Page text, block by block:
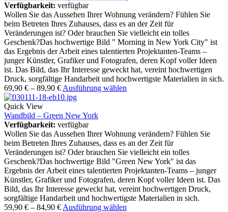
Verfügbarkeit: verfügbar
Wollen Sie das Aussehen Ihrer Wohnung verändern? Fühlen Sie
beim Betreten Ihres Zuhauses, dass es an der Zeit für
Veränderungen ist? Oder brauchen Sie vielleicht ein tolles
Geschenk?Das hochwertige Bild " Morning in New York City" ist
das Ergebnis der Arbeit eines talentierten Projektanten-Teams –
junger Künstler, Grafiker und Fotografen, deren Kopf voller Ideen
ist. Das Bild, das Ihr Interesse geweckt hat, vereint hochwertigen
Druck, sorgfältige Handarbeit und hochwertigste Materialien in sich.
69,90 € – 89,90 € Ausführung wählen
Quick View
Wandbild – Green New York
Verfügbarkeit: verfügbar
Wollen Sie das Aussehen Ihrer Wohnung verändern? Fühlen Sie
beim Betreten Ihres Zuhauses, dass es an der Zeit für
Veränderungen ist? Oder brauchen Sie vielleicht ein tolles
Geschenk?Das hochwertige Bild "Green New York" ist das
Ergebnis der Arbeit eines talentierten Projektanten-Teams – junger
Künstler, Grafiker und Fotografen, deren Kopf voller Ideen ist. Das
Bild, das Ihr Interesse geweckt hat, vereint hochwertigen Druck,
sorgfältige Handarbeit und hochwertigste Materialien in sich.
59,90 € – 84,90 € Ausführung wählen